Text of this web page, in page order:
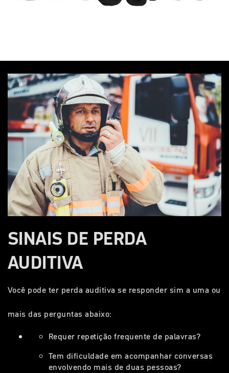
SINAIS DE PERDA
AUDITIVA
Você pode ter perda auditiva se responder sim a uma ou
mais das perguntas abaixo:
Requer repetição frequente de palavras?
Tem dificuldade em acompanhar conversas
envolvendo mais de duas pessoas?